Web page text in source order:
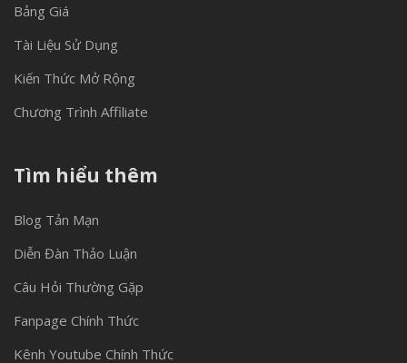
Bảng Giá
Tài Liệu Sử Dụng
Kiến Thức Mở Rộng
Chương Trình Affiliate
Tìm hiểu thêm
Blog Tản Mạn
Diễn Đàn Thảo Luận
Câu Hỏi Thường Gặp
Fanpage Chính Thức
Kênh Youtube Chính Thức